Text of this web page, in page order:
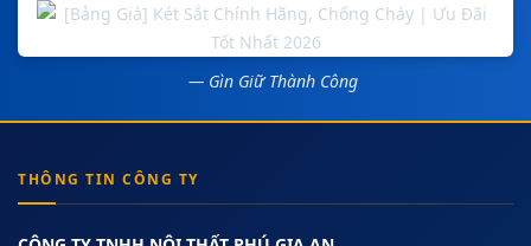
— Gìn Giữ Thành Công
THÔNG TIN CÔNG TY